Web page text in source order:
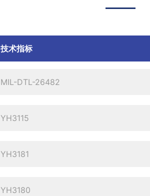
技术指标
MIL-DTL-26482
YH3115
YH3181
YH3180